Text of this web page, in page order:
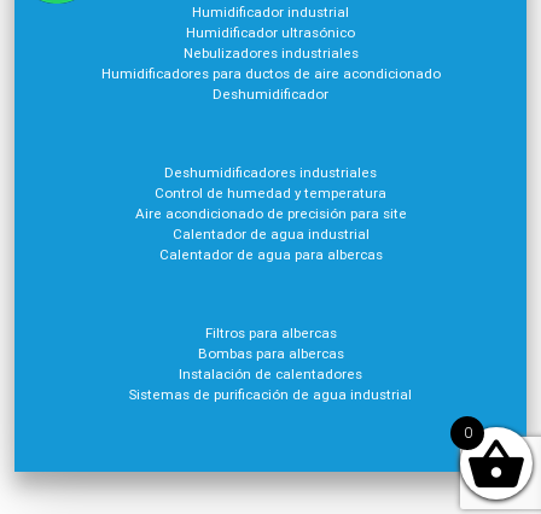
Humidificador industrial
Humidificador ultrasónico
Nebulizadores industriales
Humidificadores para ductos de aire acondicionado
Deshumidificador
Deshumidificadores industriales
Control de humedad y temperatura
Aire acondicionado de precisión para site
Calentador de agua industrial
Calentador de agua para albercas
Filtros para albercas
Bombas para albercas
Instalación de calentadores
Sistemas de purificación de agua industrial
0